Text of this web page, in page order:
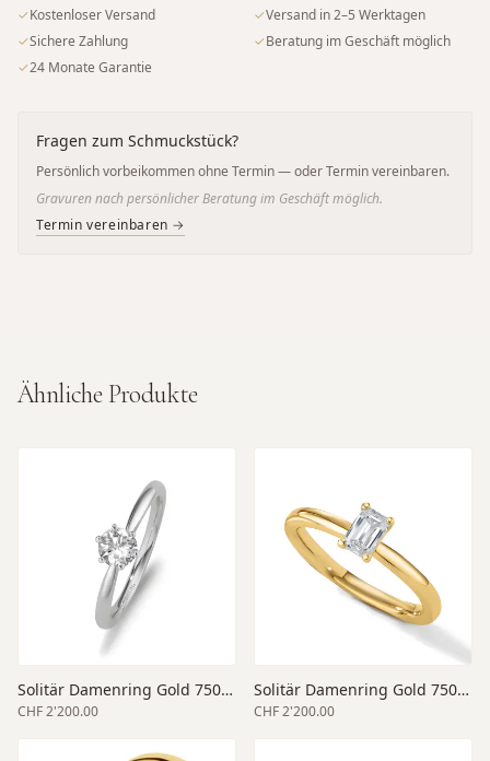
✓Kostenloser Versand ✓Versand in 2–5 Werktagen
✓Sichere Zahlung ✓Beratung im Geschäft möglich
✓24 Monate Garantie
Fragen zum Schmuckstück?
Persönlich vorbeikommen ohne Termin — oder Termin vereinbaren.
Gravuren nach persönlicher Beratung im Geschäft möglich.
Termin vereinbaren →
Ähnliche Produkte
Solitär Damenring Gold 750 weiss
CHF 2'200.00
Solitär Damenring Gold 750 gelb
CHF 2'200.00